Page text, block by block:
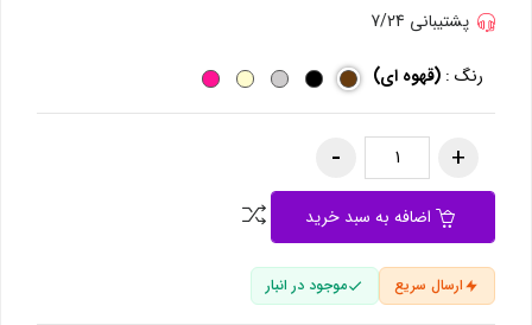
پشتیبانی 7/24
رنگ : (قهوه ای)
اضافه به سبد خرید
ارسال سریع موجود در انبار